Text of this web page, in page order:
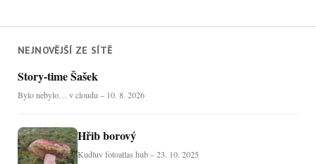
NEJNOVĚJŠÍ ZE SÍTĚ
Story-time Šašek
Bylo nebylo… v cloudu – 10. 8. 2026
Hřib borový
Kudluv fotoatlas hub – 23. 10. 2025